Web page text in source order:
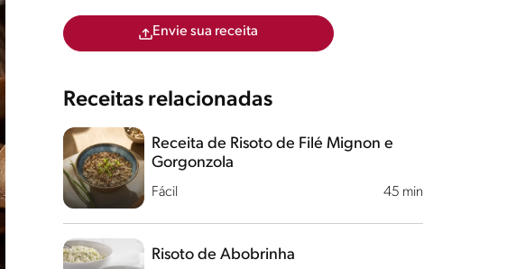
Envie sua receita
Receitas relacionadas
Fácil 45 min
Receita de Risoto de Filé Mignon e
Gorgonzola
Risoto de Abobrinha